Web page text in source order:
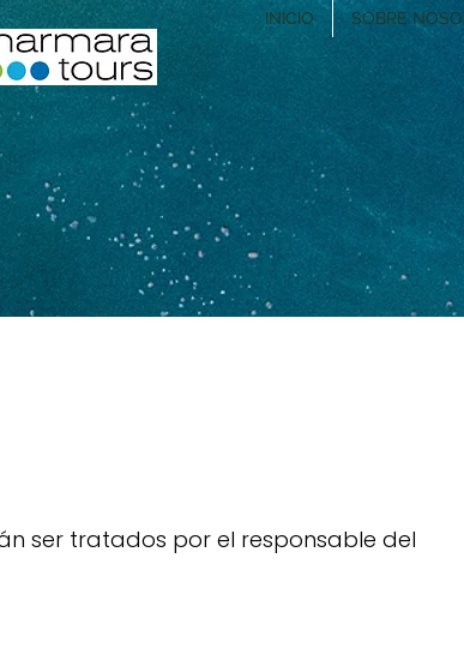
INICIO SOBRE
ser tratados por el responsable del